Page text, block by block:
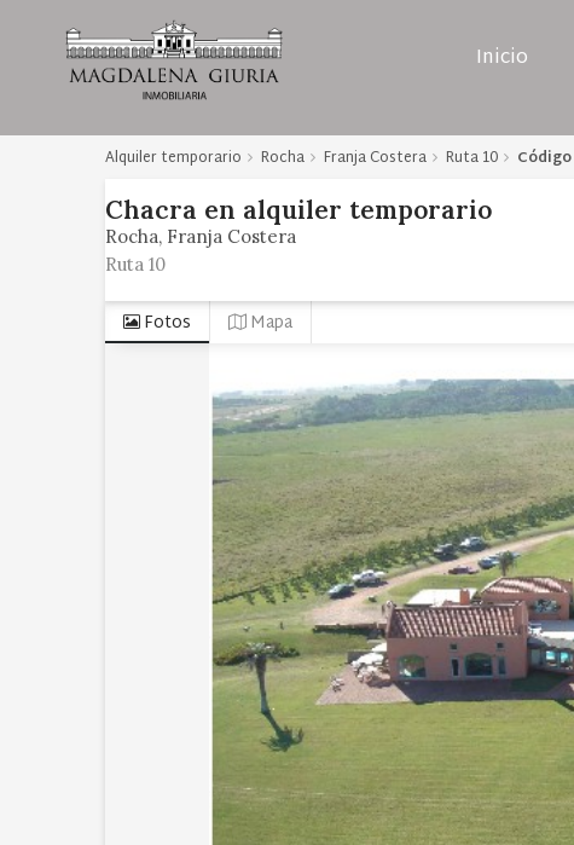
Inicio
Alquiler temporario Rocha Franja Costera Ruta 10 Código
Chacra en alquiler temporario
Rocha Franja Costera
Ruta 10
Fotos Mapa